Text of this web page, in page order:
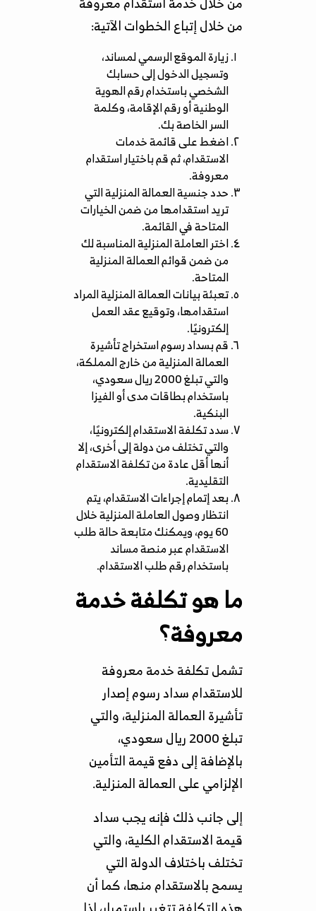
من خلال إتباع الخطوات الآتية:
زيارةالموقع الرسمي لمساند،
وتسجيل الدخول إلى حسابك
الشخصي باستخدام رقم الهوية
الوطنية أو رقم الإقامة، وكلمة
السر الخاصة بك.
اضغط على قائمة خدمات
الاستقدام، ثم قم باختيار استقدام
معروفة.
حدد جنسية العمالة المنزلية التي
تريد استقدامها من ضمن الخيارات
المتاحة في القائمة.
اختر العاملة المنزلية المناسبة لك
من ضمن قوائم العمالة المنزلية
المتاحة.
تعبئة بيانات العمالة المنزلية المراد
استقدامها، وتوقيع عقد العمل
إلكترونيًا.
قم بسداد رسوم استخراج تأشيرة
العمالة المنزلية من خارج المملكة،
والتي تبلغ 2000 ريال سعودي،
باستخدام بطاقات مدى أو الفيزا
البنكية.
سدد تكلفة الاستقدام إلكترونيًا،
والتي تختلف من دولة إلى أخرى، إلا
أنها أقل عادة من تكلفة الاستقدام
التقليدية.
بعد إتمام إجراءات الاستقدام، يتم
انتظار وصول العاملة المنزلية خلال
60 يوم، ويمكنك متابعة حالة طلب
الاستقدام عبر منصة مساند
باستخدام رقم طلب الاستقدام.
ما هو تكلفة خدمة
معروفة؟
تشمل تكلفة خدمة معروفة
للاستقدام سداد رسوم إصدار
تأشيرة العمالة المنزلية، والتي
تبلغ 2000 ريال سعودي،
بالإضافة إلى دفع قيمة التأمين
الإلزامي على العمالة المنزلية.
إلى جانب ذلك فإنه يجب سداد
قيمة الاستقدام الكلية، والتي
تختلف باختلاف الدولة التي
يسمح بالاستقدام منها، كما أن